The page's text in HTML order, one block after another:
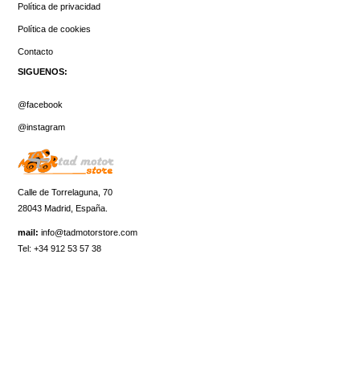
Política de privacidad
Política de cookies
Contacto
SIGUENOS:
@facebook
@instagram
Calle de Torrelaguna, 70
28043 Madrid, España.
mail: info@tadmotorstore.com
Tel:+34912 53 57 38